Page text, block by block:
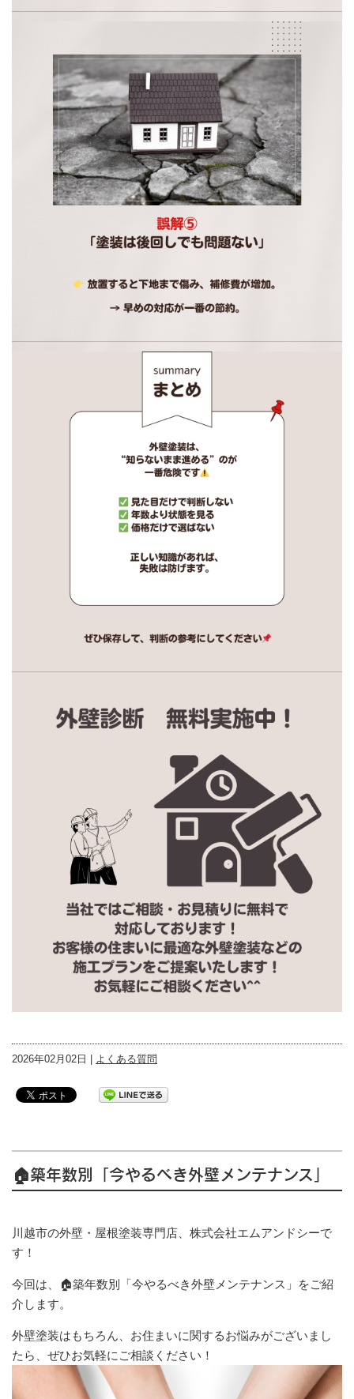
2026年02月02日 | よくある質問
🏠築年数別「今やるべき外壁メンテナンス」
川越市の外壁・屋根塗装専門店、株式会社エムアンドシーで
す！
今回は、🏠築年数別「今やるべき外壁メンテナンス」をご紹
介します。
外壁塗装はもちろん、お住まいに関するお悩みがございまし
たら、ぜひお気軽にご相談ください！